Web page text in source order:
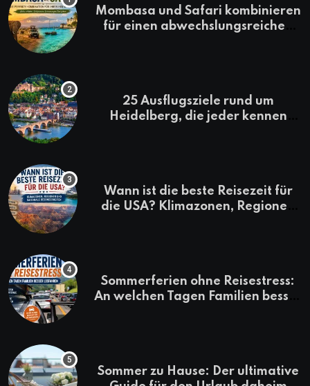
Mombasa und Safari kombinieren
für einen abwechslungsreichen
25 Ausflugsziele rund um
Heidelberg, die jeder kennen
Wann ist die beste Reisezeit für
die USA? Klimazonen, Regionen
Sommerferien ohne Reisestress:
An welchen Tagen Familien besser
Sommer zu Hause: Der ultimative